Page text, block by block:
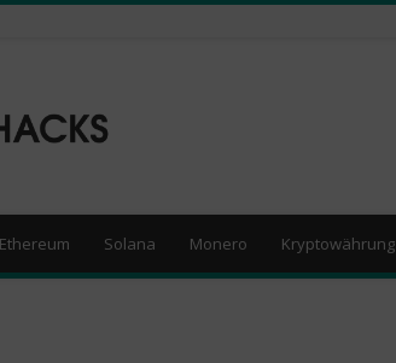
Ethereum Solana Monero Kryptowährung